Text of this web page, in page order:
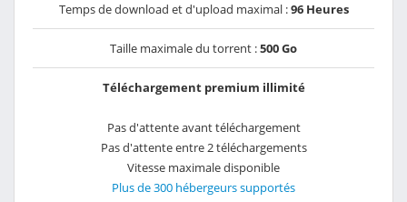
Temps de download et d'upload maximal :96 Heures
Taille maximale du torrent :500 Go
Téléchargement premium illimité
Pas d'attente avant téléchargement
Pas d'attente entre 2 téléchargements
Vitesse maximale disponible
Plus de 300 hébergeurs supportés